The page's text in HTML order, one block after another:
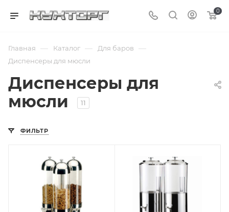
0
Главная — Каталог — Для баров —
Диспенсеры для мюсли
Диспенсеры для
мюсли
11
ФИЛЬТР